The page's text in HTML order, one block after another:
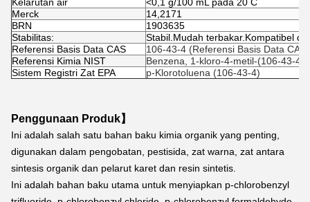
Merck
14,2171
BRN
1903635
Stabilitas:
Stabil.Mudah terbakar.Kompatibel
Referensi Basis Data CAS
106-43-4 (Referensi Basis Data CAS)
Referensi Kimia NIST
Benzena, 1-kloro-4-metil-(106-43-4)
Sistem Registri Zat EPA
p-Klorotoluena (106-43-4)
Penggunaan Produk】
Ini adalah salah satu bahan baku kimia organik yang penting,
digunakan dalam pengobatan, pestisida, zat warna, zat antara
sintesis organik dan pelarut karet dan resin sintetis.
Ini adalah bahan baku utama untuk menyiapkan p-chlorobenzyl